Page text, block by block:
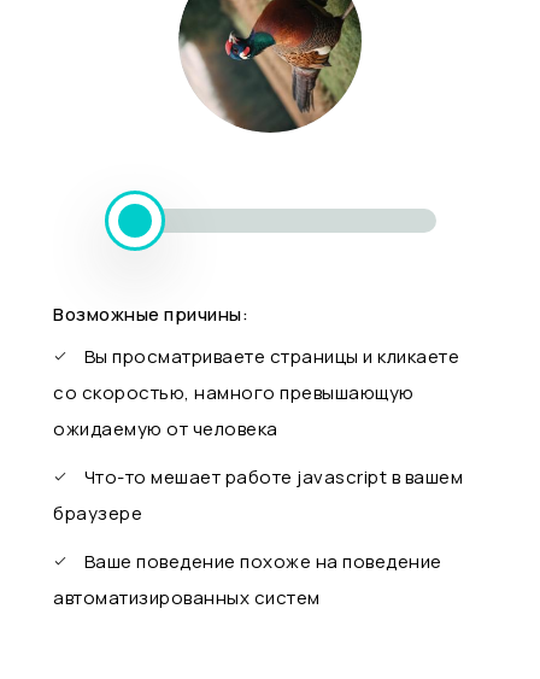
Возможные причины:
Вы просматриваете страницы и кликаете
со скоростью, намного превышающую
ожидаемую от человека
Что-то мешает работе javascript в вашем
браузере
Ваше поведение похоже на поведение
автоматизированных систем